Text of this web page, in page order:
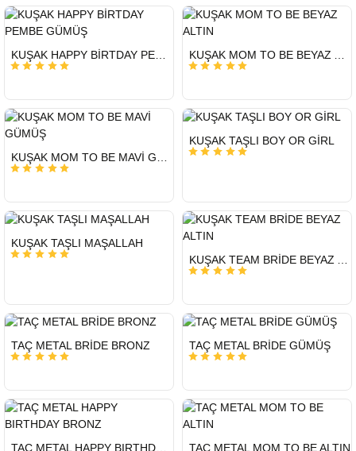
GÖNDERİ
GÖNDERİ
GÖNDERİ
GÖNDERİ
KUŞAK TAŞLI BOY OR GİRL
GÖNDERİ
KUŞAK TAŞLI MAŞALLAH
GÖNDERİ
GÖNDERİ
TAÇ METAL BRİDE BRONZ
GÖNDERİ
TAÇ METAL BRİDE GÜMÜŞ
GÖNDERİ
GÖNDERİ
TAÇ METAL MOM TO BE ALTIN